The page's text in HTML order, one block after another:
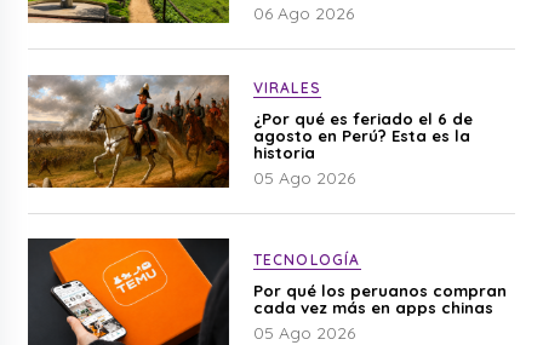
06 Ago 2026
VIRALES
¿Por qué es feriado el 6 de
agosto en Perú? Esta es la
historia
05 Ago 2026
TECNOLOGÍA
Por qué los peruanos compran
cada vez más en apps chinas
05 Ago 2026